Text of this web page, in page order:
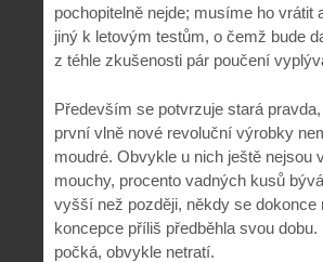
pochopitelně nejde; musíme ho
jiný k letovým testům, o čemž bude
z téhle zkušenosti pár poučení
Především se potvrzuje stará
první vlně nové revoluční výrobky
moudré. Obvykle u nich ještě nejsou
mouchy, procento vadných kusů
vyšší než později, někdy se dokonce
koncepce příliš předběhla svou
počká, obvykle netratí.